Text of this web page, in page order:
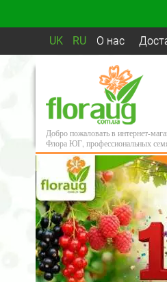
UK RU О нас
Добро пожаловать в интернет-
Флора ЮГ, профессиональных